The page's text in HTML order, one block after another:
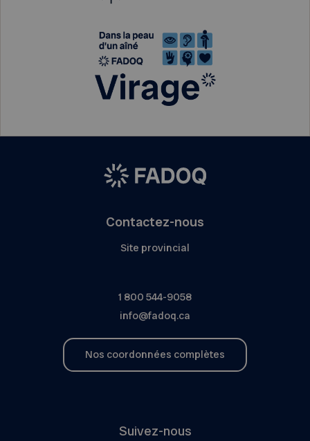
Contactez-nous
Site provincial
1 800 544-9058
info@fadoq.ca
Nos coordonnées complètes
Suivez-nous